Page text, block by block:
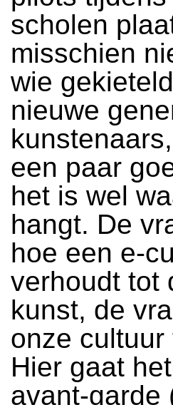
scholen
misschien
wie
nieuwe
een paar
het is wel
hangt. De
hoe een e-
verhoudt tot
kunst, de
onze
Hier gaat
avant-garde